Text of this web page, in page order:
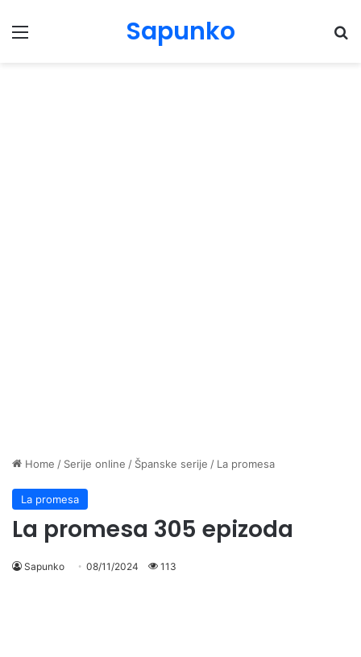
Menu Sapunko
Home / Serije online / Španske serije / La promesa
La promesa
La promesa 305 epizoda
Sapunko 08/11/2024 113